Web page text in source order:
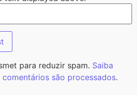
para reduzir spam. Saiba
são processados.